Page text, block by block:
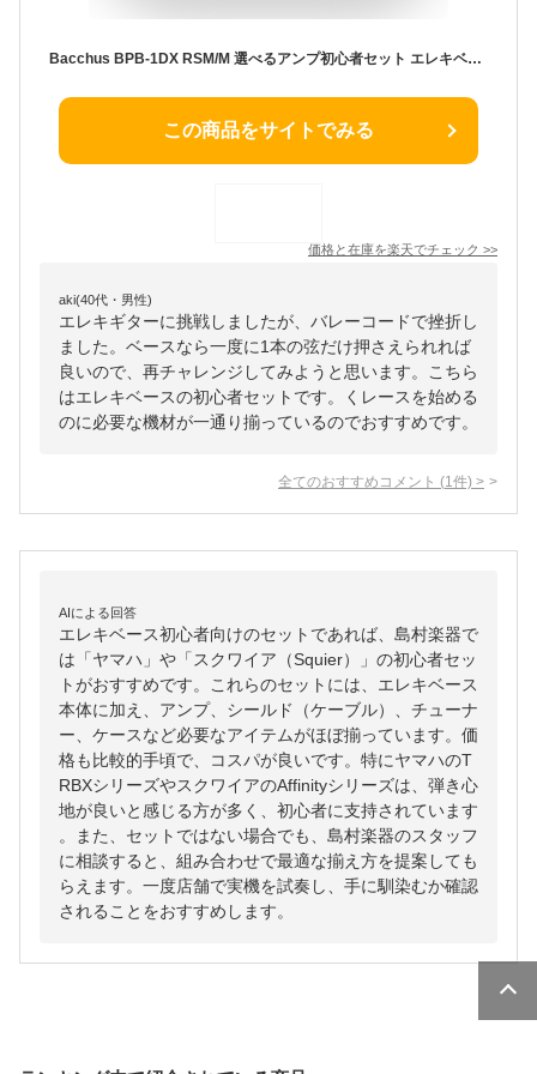
Bacchus BPB-1DX RSM/M 選べるアンプ初心者セット エレキベース ユニバースシリーズ バッカス
この商品をサイトでみる
価格と在庫を楽天でチェック >>
aki(40代・男性)
エレキギターに挑戦しましたが、バレーコードで挫折し
ました。ベースなら一度に1本の弦だけ押さえられれば
良いので、再チャレンジしてみようと思います。こちら
はエレキベースの初心者セットです。くレースを始める
のに必要な機材が一通り揃っているのでおすすめです。
全てのおすすめコメント (1 件) >
AIによる回答
エレキベース初心者向けのセットであれば、島村楽器で
は「ヤマハ」や「スクワイア（Squier）」の初心者セッ
トがおすすめです。これらのセットには、エレキベース
本体に加え、アンプ、シールド（ケーブル）、チューナ
ー、ケースなど必要なアイテムがほぼ揃っています。価
格も比較的手頃で、コスパが良いです。特にヤマハのT
RBXシリーズやスクワイアのAffinityシリーズは、弾き心
地が良いと感じる方が多く、初心者に支持されています
。また、セットではない場合でも、島村楽器のスタッフ
に相談すると、組み合わせで最適な揃え方を提案しても
らえます。一度店舗で実機を試奏し、手に馴染むか確認
されることをおすすめします。